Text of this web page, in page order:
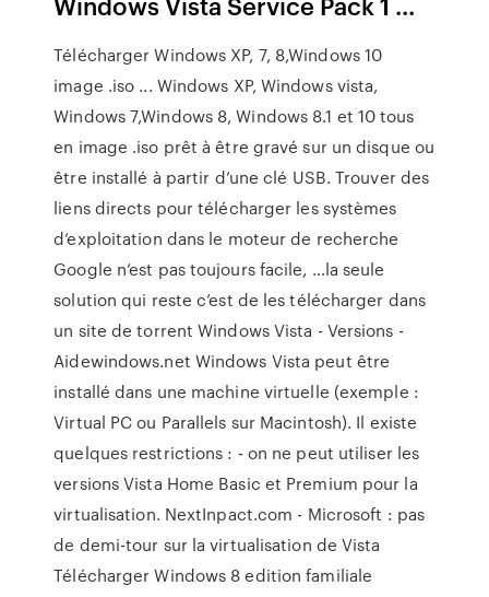
Télécharger Windows XP, 7, 8,Windows 10
image .iso ... Windows XP, Windows vista,
Windows 7,Windows 8, Windows 8.1 et 10 tous
en image .iso prêt à être gravé sur un disque ou
être installé à partir d’une clé USB. Trouver des
liens directs pour télécharger les systèmes
d’exploitation dans le moteur de recherche
Google n’est pas toujours facile, …la seule
solution qui reste c’est de les télécharger dans
un site de torrent Windows Vista - Versions -
Aidewindows.net Windows Vista peut être
installé dans une machine virtuelle (exemple :
Virtual PC ou Parallels sur Macintosh). Il existe
quelques restrictions : - on ne peut utiliser les
versions Vista Home Basic et Premium pour la
virtualisation. NextInpact.com - Microsoft : pas
de demi-tour sur la virtualisation de Vista
Télécharger Windows 8 edition familiale